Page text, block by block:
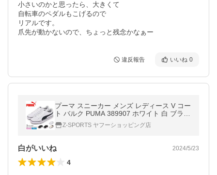
小さいのかと思ったら、大きくて
自転車のペダルもこげるので
リアルです。
爪先が動かないので、ちょっと残念かなぁー
違反報告 いいね 0
プーマ スニーカー メンズ レディース V コー
ト バルク PUMA 389907 ホワイト 白 ブラッ
ク 黒 靴 シューズ ローカット ブランド
Z-SPORTS ヤフーショッピング店
白がいいね 2024/5/23
4